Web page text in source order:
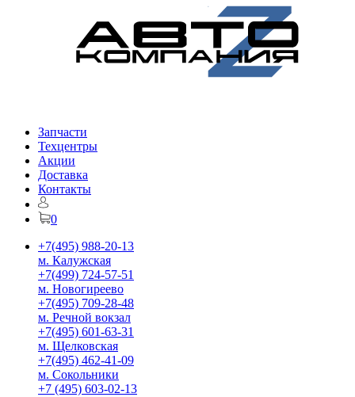
Запчасти
Техцентры
Акции
Доставка
Контакты
0
+7(495) 988-20-13
м. Калужская
+7(499) 724-57-51
м. Новогиреево
+7(495) 709-28-48
м. Речной вокзал
+7(495) 601-63-31
м. Щелковская
+7(495) 462-41-09
м. Сокольники
+7 (495) 603-02-13